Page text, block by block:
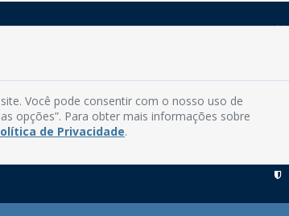
000 - Mamanguape/PB
(83) 3292-2246
à Sexta, das 08h às 13h
Você pode consentir com o nosso uso de
opções”. Para obter mais informações sobre
de Privacidade.